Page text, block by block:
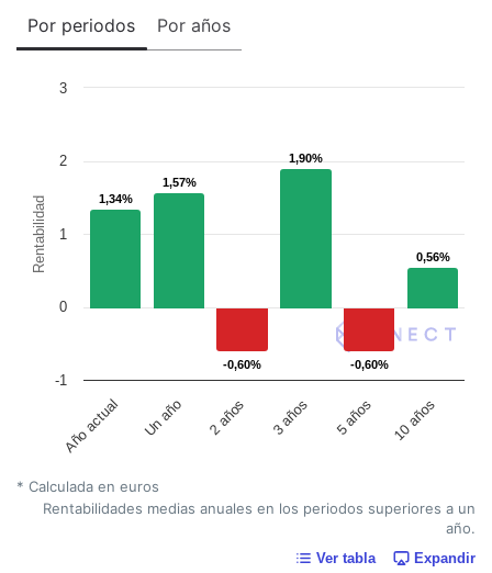
Por periodos Por años
Rentabilidad 1,34%
1,34%
1,57%
1,57%
-0,60%
-0,60%
1,90%
1,90%
-0,60%
-0,60%
0,56%
0,56%
Año actual Un año 2 años 3 años 5 años 10 años
-1
0
1
2
3
* Calculada en euros
Rentabilidades medias anuales en los periodos superiores a un
año.
Ver tabla Expandir